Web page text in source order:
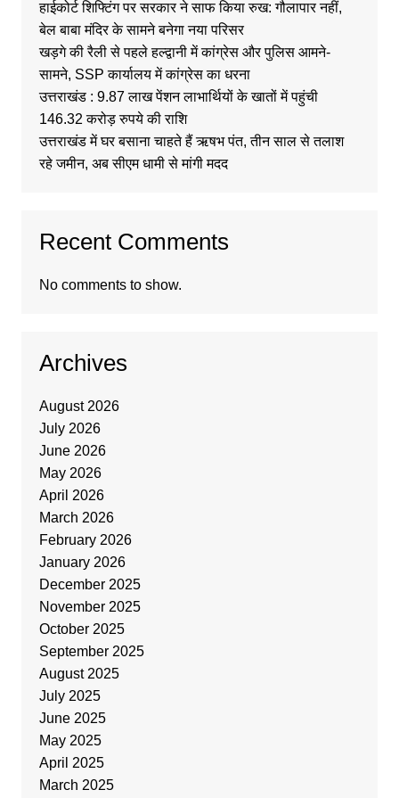
हाईकोर्ट शिफ्टिंग पर सरकार ने साफ किया रुख: गौलापार नहीं,
बेल बाबा मंदिर के सामने बनेगा नया परिसर
खड़गे की रैली से पहले हल्द्वानी में कांग्रेस और पुलिस आमने-
सामने, SSP कार्यालय में कांग्रेस का धरना
उत्तराखंड : 9.87 लाख पेंशन लाभार्थियों के खातों में पहुंची
146.32 करोड़ रुपये की राशि
उत्तराखंड में घर बसाना चाहते हैं ऋषभ पंत, तीन साल से तलाश
रहे जमीन, अब सीएम धामी से मांगी मदद
Recent Comments
No comments to show.
Archives
August 2026
July 2026
June 2026
May 2026
April 2026
March 2026
February 2026
January 2026
December 2025
November 2025
October 2025
September 2025
August 2025
July 2025
June 2025
May 2025
April 2025
March 2025